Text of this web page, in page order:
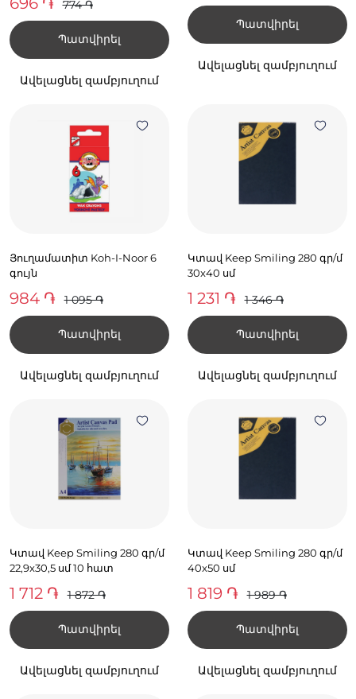
774 ֏
Պատվիրել
Ավելացնել զամբյուղում
Պատվիրել
Ավելացնել զամբյուղում
Յուղամատիտ Koh-I-Noor 6
գույն
984 ֏ 1 095 ֏
Պատվիրել
Ավելացնել զամբյուղում
Կտավ Keep Smiling 280 գր/մ
30x40 սմ
1 231 ֏ 1 346 ֏
Պատվիրել
Ավելացնել զամբյուղում
Կտավ Keep Smiling 280 գր/մ
22,9x30,5 սմ 10 հատ
1 712 ֏ 1 872 ֏
Պատվիրել
Ավելացնել զամբյուղում
Կտավ Keep Smiling 280 գր/մ
40x50 սմ
1 819 ֏ 1 989 ֏
Պատվիրել
Ավելացնել զամբյուղում